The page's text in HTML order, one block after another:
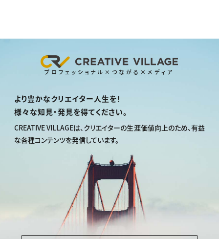
プロフェッショナル×つながる×メディア
より豊かなクリエイター人生を！
様々な知見・発見を得てください。
CREATIVE VILLAGEは、クリエイターの生涯価値向上のため、有益
な各種コンテンツを発信しています。